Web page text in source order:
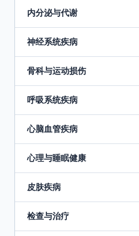
内分泌与代谢
神经系统疾病
骨科与运动损伤
呼吸系统疾病
心脑血管疾病
心理与睡眠健康
皮肤疾病
检查与治疗